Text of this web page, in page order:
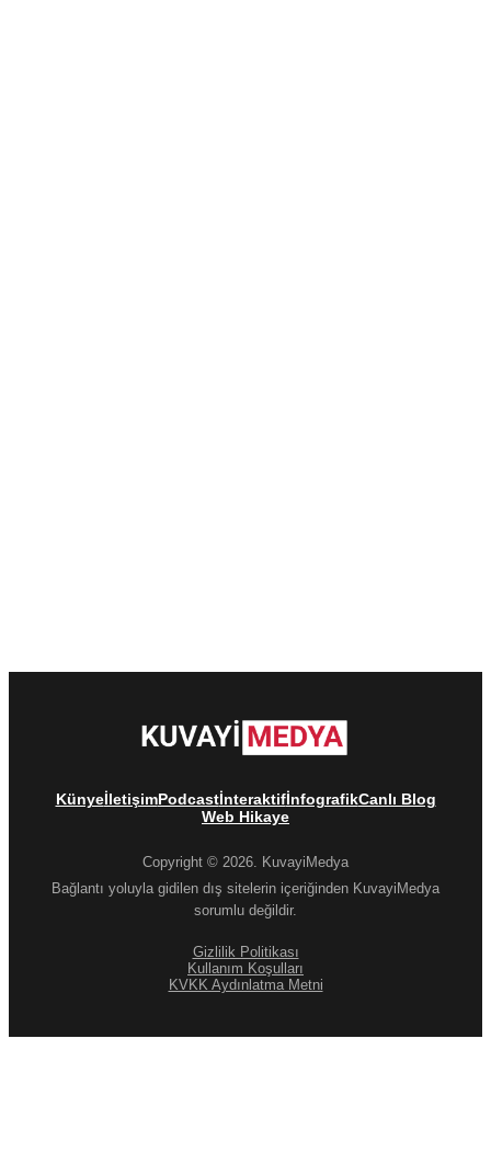
KünyeİletişimPodcastİnteraktifİnfografikCanlı Blog
Web Hikaye
Copyright © 2026. KuvayiMedya
Bağlantı yoluyla gidilen dış sitelerin içeriğinden KuvayiMedya
sorumlu değildir.
Gizlilik Politikası
Kullanım Koşulları
KVKK Aydınlatma Metni